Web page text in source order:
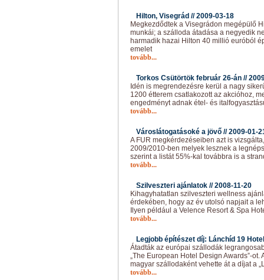
Hilton, Visegrád //2009-03-18
Megkezdődtek a Visegrádon megépülő
munkái; a szálloda átadása a negyedik
harmadik hazai Hilton 40 millió euróból
emelet
tovább...
Torkos Csütörtök február 26-án //
Idén is megrendezésre kerül a nagy
1200 étterem csatlakozott az akcióhoz,
engedményt adnak étel- és
tovább...
Városlátogatásoké a jövő //2009-01-
A FUR megkérdezéseiben azt is
2009/2010-ben melyek lesznek a
szerint a listát 55%-kal továbbra is a
tovább...
Szilveszteri ajánlatok //2008-11-20
Kihagyhatatlan szilveszteri wellness
érdekében, hogy az év utolsó napjait a
Ilyen például a Velence Resort & Spa
tovább...
Legjobb építészet díj: Lánchíd 19
Átadták az európai szállodák
„The European Hotel Design Awards”-
magyar szállodaként vehette át a díjat a
tovább...